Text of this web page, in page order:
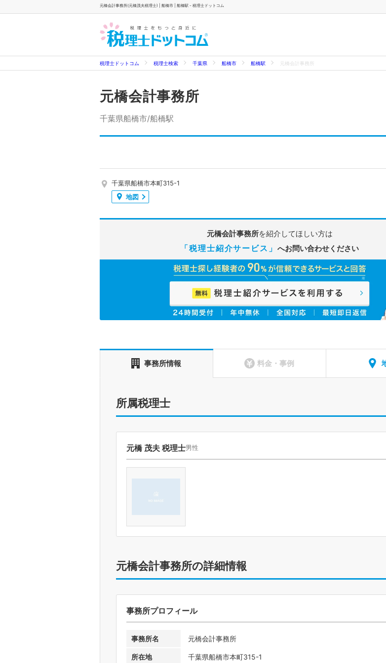
元橋会計事務所(元橋茂夫税理士) | 船橋市 | 船橋駅 - 税理士ドットコム
税理士ドットコム 税理士検索 千葉県 船橋市 船橋駅 元橋会計事務所
元橋会計事務所
千葉県船橋市/船橋駅
千葉県船橋市本町315-1
地図
元橋会計事務所を紹介してほしい方は
「税理士紹介サービス」へお問い合わせください
事務所情報 料金・事例
所属税理士
元橋 茂夫 税理士男性
元橋会計事務所の詳細情報
事務所プロフィール
事務所名 元橋会計事務所
所在地 千葉県船橋市本町315-1